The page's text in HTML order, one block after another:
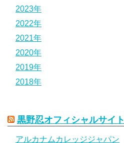
2023年
2022年
2021年
2020年
2019年
2018年
黒野忍オフィシャルサイト
アルカナムカレッジジャパン